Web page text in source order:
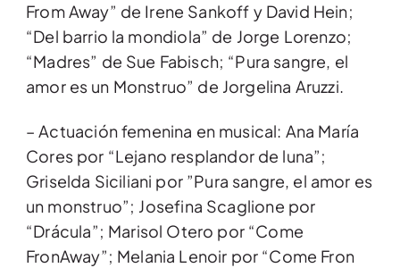
From Away” de Irene Sankoff y David Hein;
“Del barrio la mondiola” de Jorge Lorenzo;
“Madres” de Sue Fabisch; “Pura sangre, el
amor es un Monstruo” de Jorgelina Aruzzi.
– Actuación femenina en musical: Ana María
Cores por “Lejano resplandor de luna”;
Griselda Siciliani por ”Pura sangre, el amor es
un monstruo”; Josefina Scaglione por
“Drácula”; Marisol Otero por “Come
FronAway”; Melania Lenoir por “Come Fron